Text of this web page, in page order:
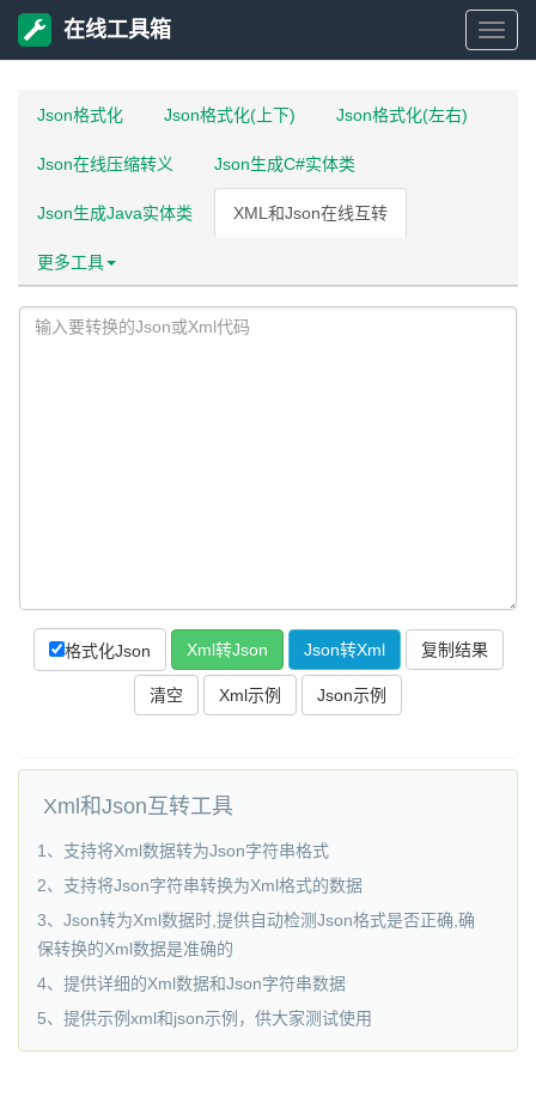
在
箱
在线工具箱
Json格式化 Json格式化(上下) Json格式化(左右)
Json在线压缩转义 Json生成C#实体类
Json生成Java实体类 XML和Json在线互转
更多工具
格式化Json 复制结果
Xml和Json互转工具
1、支持将Xml数据转为Json字符串格式
2、支持将Json字符串转换为Xml格式的数据
3、Json转为Xml数据时,提供自动检测Json格式是否正确,确
保转换的Xml数据是准确的
4、提供详细的Xml数据和Json字符串数据
5、提供示例xml和json示例，供大家测试使用